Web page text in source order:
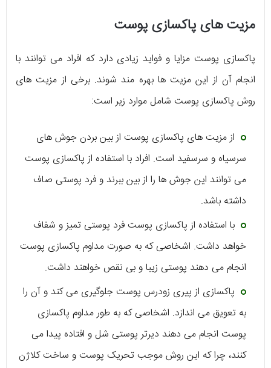
مزیت های پاکسازی پوست
پاکسازی پوست مزایا و فواید زیادی دارد که افراد می توانند با
انجام آن از این مزیت ها بهره مند شوند. برخی از مزیت های
روش پاکسازی پوست شامل موارد زیر است:
از مزیت های پاکسازی پوست از بین بردن جوش های
سرسیاه و سرسفید است. افراد با استفاده از پاکسازی پوست
می توانند این جوش ها را از بین ببرند و فرد پوستی صاف
داشته باشد.
با استفاده از پاکسازی پوست فرد پوستی تمیز و شفاف
خواهد داشت. اشخاصی که به صورت مداوم پاکسازی پوست
انجام می دهند پوستی زیبا و بی نقص خواهند داشت.
پاکسازی از پیری زودرس پوست جلوگیری می کند و آن را
به تعویق می اندازد. اشخاصی که به طور مداوم پاکسازی
پوست انجام می دهند دیرتر پوستی شل و افتاده پیدا می
کنند، چرا که این روش موجب تحریک پوست و ساخت کلاژن